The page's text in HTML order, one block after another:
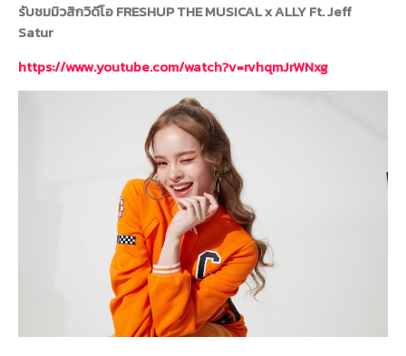
รับชมมิวสิกวิดีโอFRESHUP THE MUSICAL x ALLY Ft. Jeff
Satur
https://www.youtube.com/watch?v=rvhqmJrWNxg